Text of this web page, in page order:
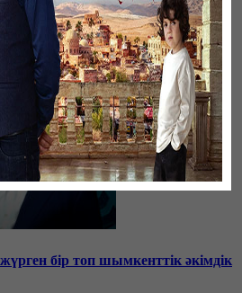
жалақы көтеруді талап етті
бір топ шымкенттік әкімдік